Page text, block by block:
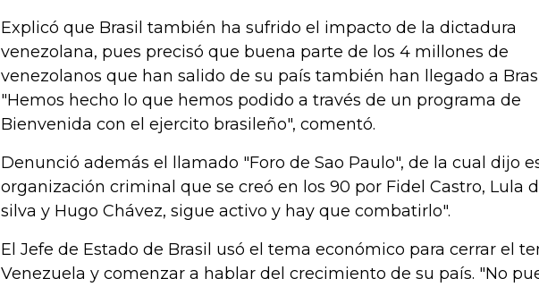
Explicó que Brasil también ha sufrido el impacto de la dictadura
venezolana, pues precisó que buena parte de los 4 millones de
venezolanos que han salido de su país también han llegado a
"Hemos hecho lo que hemos podido a través de un programa de
Bienvenida con el ejercito brasileño", comentó.
Denunció además el llamado "Foro de Sao Paulo", de la cual dijo
organización criminal que se creó en los 90 por Fidel Castro, Lula
silva y Hugo Chávez, sigue activo y hay que combatirlo".
El Jefe de Estado de Brasil usó el tema económico para cerrar el
Venezuela y comenzar a hablar del crecimiento de su país. "No